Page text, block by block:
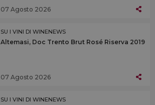
07 Agosto 2026
SU I VINI DI WINENEWS
Altemasi, Doc Trento Brut Rosé Riserva 2019
07 Agosto 2026
SU I VINI DI WINENEWS